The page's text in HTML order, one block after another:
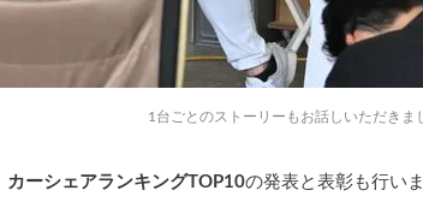
1台ごとのストーリーもお話しいただきま
カーシェアランキングTOP10の発表と表彰も行いま